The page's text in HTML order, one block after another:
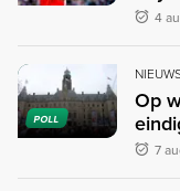
4
POLL
Op
7